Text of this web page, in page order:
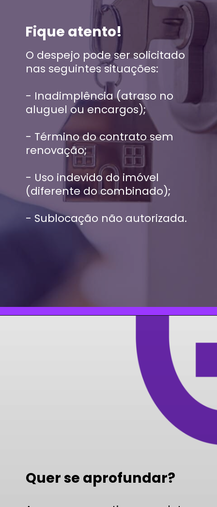
O despejo pode ser solicitado
nas seguintes situações:
- Inadimplência (atraso no
aluguel ou encargos);
- Término do contrato sem
renovação;
- Uso indevido do imóvel
(diferente do combinado);
- Sublocação não autorizada.
Fique atento!
Quer se aprofundar?